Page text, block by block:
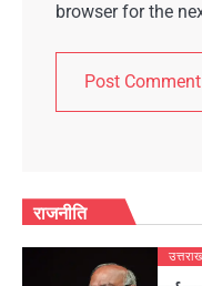
browser for the
राजनीति